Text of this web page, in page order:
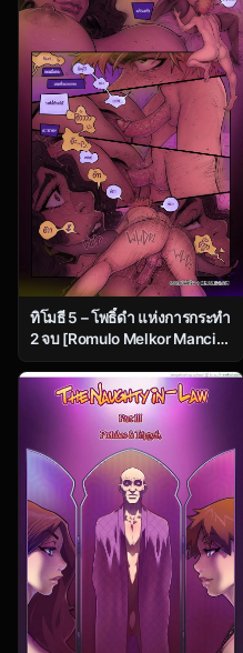
ทิโมธี 5 – โพธิ์ดำ แห่งการกระทำ
2 จบ [Romulo Melkor Mancin]
Spades – Part 2